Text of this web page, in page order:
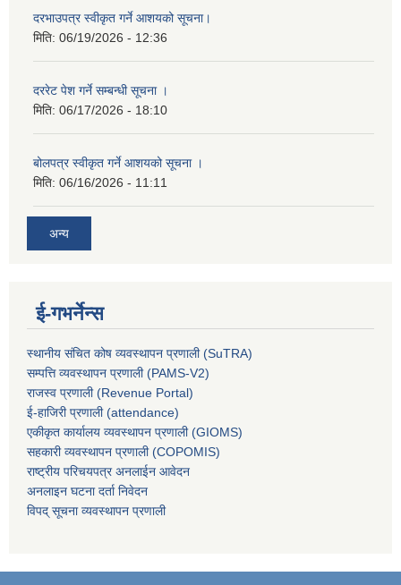
दरभाउपत्र स्वीकृत गर्ने आशयको सूचना।
मिति: 06/19/2026 - 12:36
दररेट पेश गर्ने सम्बन्धी सूचना ।
मिति: 06/17/2026 - 18:10
बोलपत्र स्वीकृत गर्ने आशयको सूचना ।
मिति: 06/16/2026 - 11:11
अन्य
ई-गभर्नेन्स
स्थानीय संचित कोष व्यवस्थापन प्रणाली (SuTRA)
सम्पत्ति व्यवस्थापन प्रणाली (PAMS-V2)
राजस्व प्रणाली (Revenue Portal)
ई-हाजिरी प्रणाली (attendance)
एकीकृत कार्यालय व्यवस्थापन प्रणाली (GIOMS)
सहकारी व्यवस्थापन प्रणाली (COPOMIS)
राष्ट्रीय परिचयपत्र अनलाईन आवेदन
अनलाइन घटना दर्ता निवेदन
विपद् सूचना व्यवस्थापन प्रणाली